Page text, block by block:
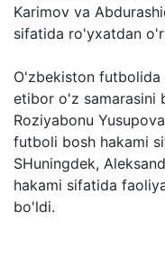
Karimov va
sifatida ro'yxatdan
O'zbekiston
etibor o'z samarasini
Roziyabonu
futboli bosh hakami
SHuningdek,
hakami sifatida
bo'ldi.